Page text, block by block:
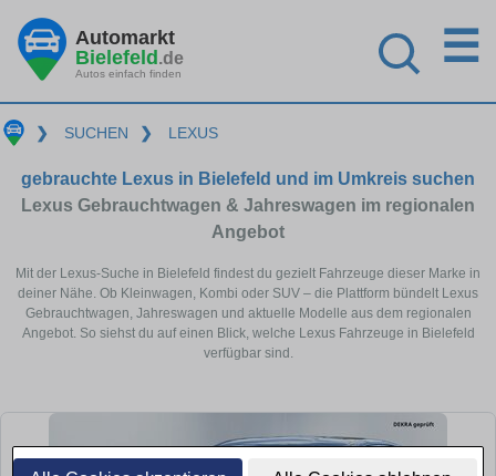
Automarkt
Bielefeld.de
Autos einfach finden
☰
❯ SUCHEN ❯ LEXUS
gebrauchte Lexus in Bielefeld und im Umkreis suchen
Lexus Gebrauchtwagen & Jahreswagen im regionalen
Angebot
Mit der Lexus-Suche in Bielefeld findest du gezielt Fahrzeuge dieser Marke in
deiner Nähe. Ob Kleinwagen, Kombi oder SUV – die Plattform bündelt Lexus
Gebrauchtwagen, Jahreswagen und aktuelle Modelle aus dem regionalen
Angebot. So siehst du auf einen Blick, welche Lexus Fahrzeuge in Bielefeld
verfügbar sind.